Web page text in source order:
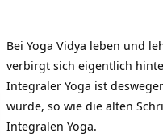
Bei Yoga Vidya leben und
verbirgt sich eigentlich
Integraler Yoga ist
wurde, so wie die alten
Integralen Yoga.